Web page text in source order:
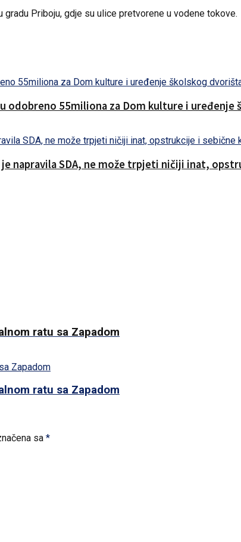
Priboju, gdje su ulice pretvorene u vodene tokove.
odobreno 55miliona za Dom kulture i uređenje
napravila SDA, ne može trpjeti ničiji inat,
ratu sa Zapadom
ratu sa Zapadom
sa *